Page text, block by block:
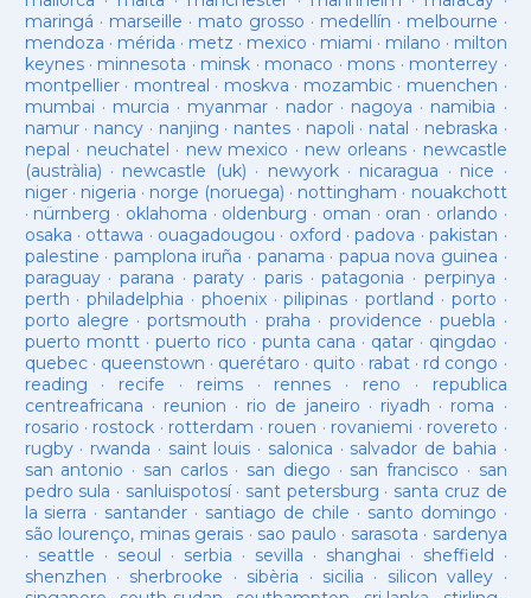
maringá · marseille · mato grosso · medellín · melbourne ·
mendoza · mérida · metz · mexico · miami · milano · milton
keynes· minnesota · minsk · monaco · mons · monterrey ·
montpellier· montreal · moskva · mozambic· muenchen ·
mumbai · murcia · myanmar· nador · nagoya · namibia ·
namur· nancy · nanjing · nantes · napoli · natal · nebraska ·
nepal · neuchatel · new mexico · new orleans· newcastle
(austràlia) · newcastle (uk) · newyork· nicaragua · nice ·
niger· nigeria · norge (noruega) · nottingham · nouakchott
· nürnberg · oklahoma · oldenburg · oman · oran · orlando ·
osaka · ottawa · ouagadougou · oxford ·padova ·pakistan ·
palestine · pamplona iruña · panama · papua nova guinea ·
paraguay· parana ·paraty · paris·patagonia · perpinya ·
perth ·philadelphia · phoenix·pilipinas ·portland · porto ·
porto alegre ·portsmouth ·praha · providence ·puebla ·
puerto montt· puerto rico ·punta cana · qatar · qingdao ·
quebec· queenstown · querétaro · quito · rabat · rd congo ·
reading · recife · reims· rennes · reno · republica
centreafricana · reunion · rio de janeiro · riyadh · roma ·
rosario · rostock · rotterdam · rouen · rovaniemi · rovereto ·
rugby· rwanda · saint louis · salonica · salvador de bahia ·
san antonio · san carlos· san diego · san francisco · san
pedro sula · sanluispotosí· sant petersburg · santa cruz de
la sierra · santander · santiago de chile · santo domingo ·
são lourenço, minas gerais · sao paulo · sarasota · sardenya
· seattle · seoul · serbia · sevilla · shanghai · sheffield ·
shenzhen · sherbrooke · sibèria · sicilia · silicon valley ·